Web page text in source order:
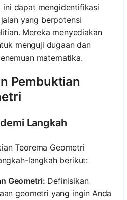
dapat mengidentifikasi
yang berpotensi
Mereka menyediakan
menguji dugaan dan
matematika.
Pembuktian
Langkah
Teorema Geometri
langkah berikut:
Geometri: Definisikan
geometri yang ingin Anda